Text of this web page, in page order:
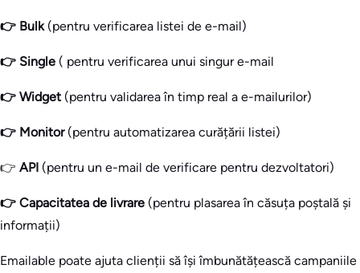
👉 Bulk (pentru verificarea listei de e-mail)
👉 Single ( pentru verificarea unui singur e-mail
👉 Widget (pentru validarea în timp real a e-mailurilor)
👉 Monitor (pentru automatizarea curățării listei)
👉 API (pentru un e-mail de verificare pentru dezvoltatori)
👉 Capacitatea de livrare (pentru plasarea în căsuța poștală și
informații)
Emailable poate ajuta clienții să își îmbunătățească campaniile